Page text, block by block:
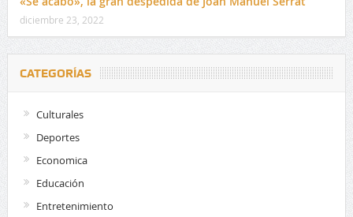
diciembre 23, 2022
CATEGORÍAS
Culturales
Deportes
Economica
Educación
Entretenimiento